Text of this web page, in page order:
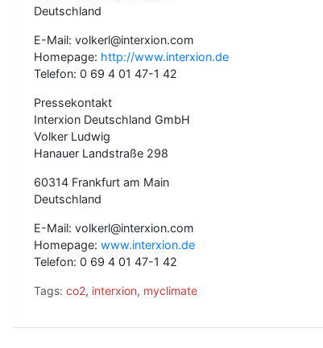
Deutschland
E-Mail: volkerl@interxion.com
Homepage: http://www.interxion.de
Telefon: 0 69 4 01 47-1 42
Pressekontakt
Interxion Deutschland GmbH
Volker Ludwig
Hanauer Landstraße 298
60314 Frankfurt am Main
Deutschland
E-Mail: volkerl@interxion.com
Homepage: www.interxion.de
Telefon: 0 69 4 01 47-1 42
Tags: co2, interxion, myclimate